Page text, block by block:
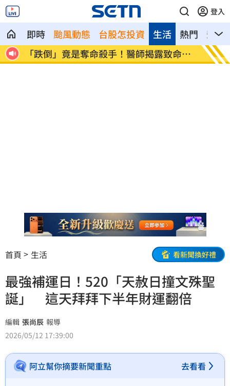
登入
即時 颱風動態 台股怎投資 熱門 影音
生活
警
吉安鄉公所副主任酒駕！昔調侃李多慧惹
議
老朋
舉
首頁 生活 看新聞換好禮
最強補運日！520「天赦日撞文殊聖
誕」 這天拜拜下半年財運翻倍
編輯 張尚辰 報導
2026/05/12 17:39:00
阿立幫你摘要新聞重點 去看看